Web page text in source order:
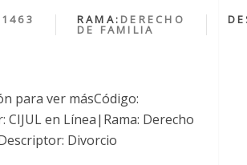
1463 RAMA: DERECHO
DE FAMILIA
para ver másCódigo:
CIJUL en Línea|Rama: Derecho
Divorcio